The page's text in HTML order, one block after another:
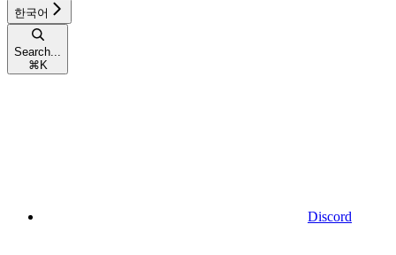
한국어
Search...
⌘ K
Discord